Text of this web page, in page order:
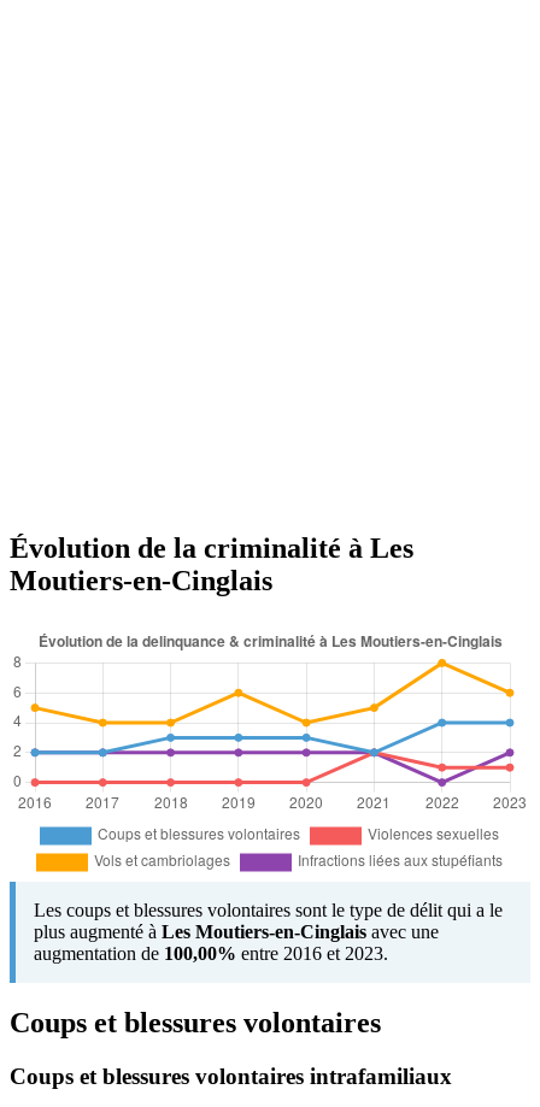
Évolution de la criminalité à Les
Moutiers-en-Cinglais
Les coups et blessures volontaires sont le type de délit qui a le
plus augmenté à Les Moutiers-en-Cinglais avec une
augmentation de 100,00% entre 2016 et 2023.
Coups et blessures volontaires
Coups et blessures volontaires intrafamiliaux